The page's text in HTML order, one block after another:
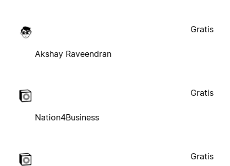
Akshay Raveendran
Gratis
Nation4Business
Gratis
Gratis